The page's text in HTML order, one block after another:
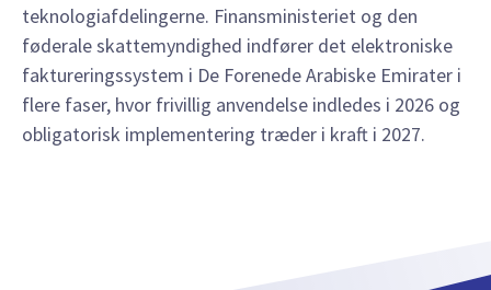
teknologiafdelingerne. Finansministeriet og den
føderale skattemyndighed indfører det elektroniske
faktureringssystem i De Forenede Arabiske Emirater i
flere faser, hvor frivillig anvendelse indledes i 2026 og
obligatorisk implementering træder i kraft i 2027.